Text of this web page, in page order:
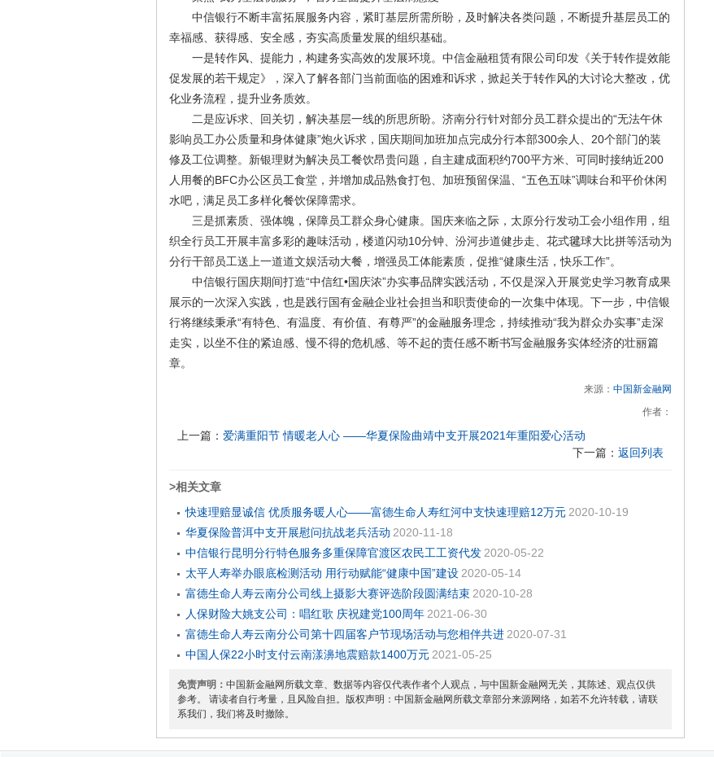
中信银行不断丰富拓展服务内容，紧盯基层所需所盼，及时解决各类问题，不断提升基层员工的
幸福感、获得感、安全感，夯实高质量发展的组织基础。
一是转作风、提能力，构建务实高效的发展环境。中信金融租赁有限公司印发《关于转作提效能
促发展的若干规定》，深入了解各部门当前面临的困难和诉求，掀起关于转作风的大讨论大整改，优
化业务流程，提升业务质效。
二是应诉求、回关切，解决基层一线的所思所盼。济南分行针对部分员工群众提出的“无法午休
影响员工办公质量和身体健康”炮火诉求，国庆期间加班加点完成分行本部300余人、20个部门的装
修及工位调整。新银理财为解决员工餐饮昂贵问题，自主建成面积约700平方米、可同时接纳近200
人用餐的BFC办公区员工食堂，并增加成品熟食打包、加班预留保温、“五色五味”调味台和平价休闲
水吧，满足员工多样化餐饮保障需求。
三是抓素质、强体魄，保障员工群众身心健康。国庆来临之际，太原分行发动工会小组作用，组
织全行员工开展丰富多彩的趣味活动，楼道闪动10分钟、汾河步道健步走、花式毽球大比拼等活动为
分行干部员工送上一道道文娱活动大餐，增强员工体能素质，促推“健康生活，快乐工作”。
中信银行国庆期间打造“中信红•国庆浓”办实事品牌实践活动，不仅是深入开展党史学习教育成果
展示的一次深入实践，也是践行国有金融企业社会担当和职责使命的一次集中体现。下一步，中信银
行将继续秉承“有特色、有温度、有价值、有尊严”的金融服务理念，持续推动“我为群众办实事”走深
走实，以坐不住的紧迫感、慢不得的危机感、等不起的责任感不断书写金融服务实体经济的壮丽篇
章。
来源： 中国新金融网
作者：
上一篇： 爱满重阳节 情暖老人心 ——华夏保险曲靖中支开展2021年重阳爱心活动
下一篇： 返回列表
>相关文章
快速理赔显诚信 优质服务暖人心——富德生命人寿红河中支快速理赔12万元 2020-10-19
华夏保险普洱中支开展慰问抗战老兵活动 2020-11-18
中信银行昆明分行特色服务多重保障官渡区农民工工资代发 2020-05-22
太平人寿举办眼底检测活动 用行动赋能“健康中国”建设 2020-05-14
富德生命人寿云南分公司线上摄影大赛评选阶段圆满结束 2020-10-28
人保财险大姚支公司：唱红歌 庆祝建党100周年 2021-06-30
富德生命人寿云南分公司第十四届客户节现场活动与您相伴共进 2020-07-31
中国人保22小时支付云南漾濞地震赔款1400万元 2021-05-25
免责声明： 中国新金融网所载文章、数据等内容仅代表作者个人观点，与中国新金融网无关，其陈述、观点仅供
参考。 请读者自行考量，且风险自担。版权声明：中国新金融网所载文章部分来源网络，如若不允许转载，请联
系我们，我们将及时撤除。